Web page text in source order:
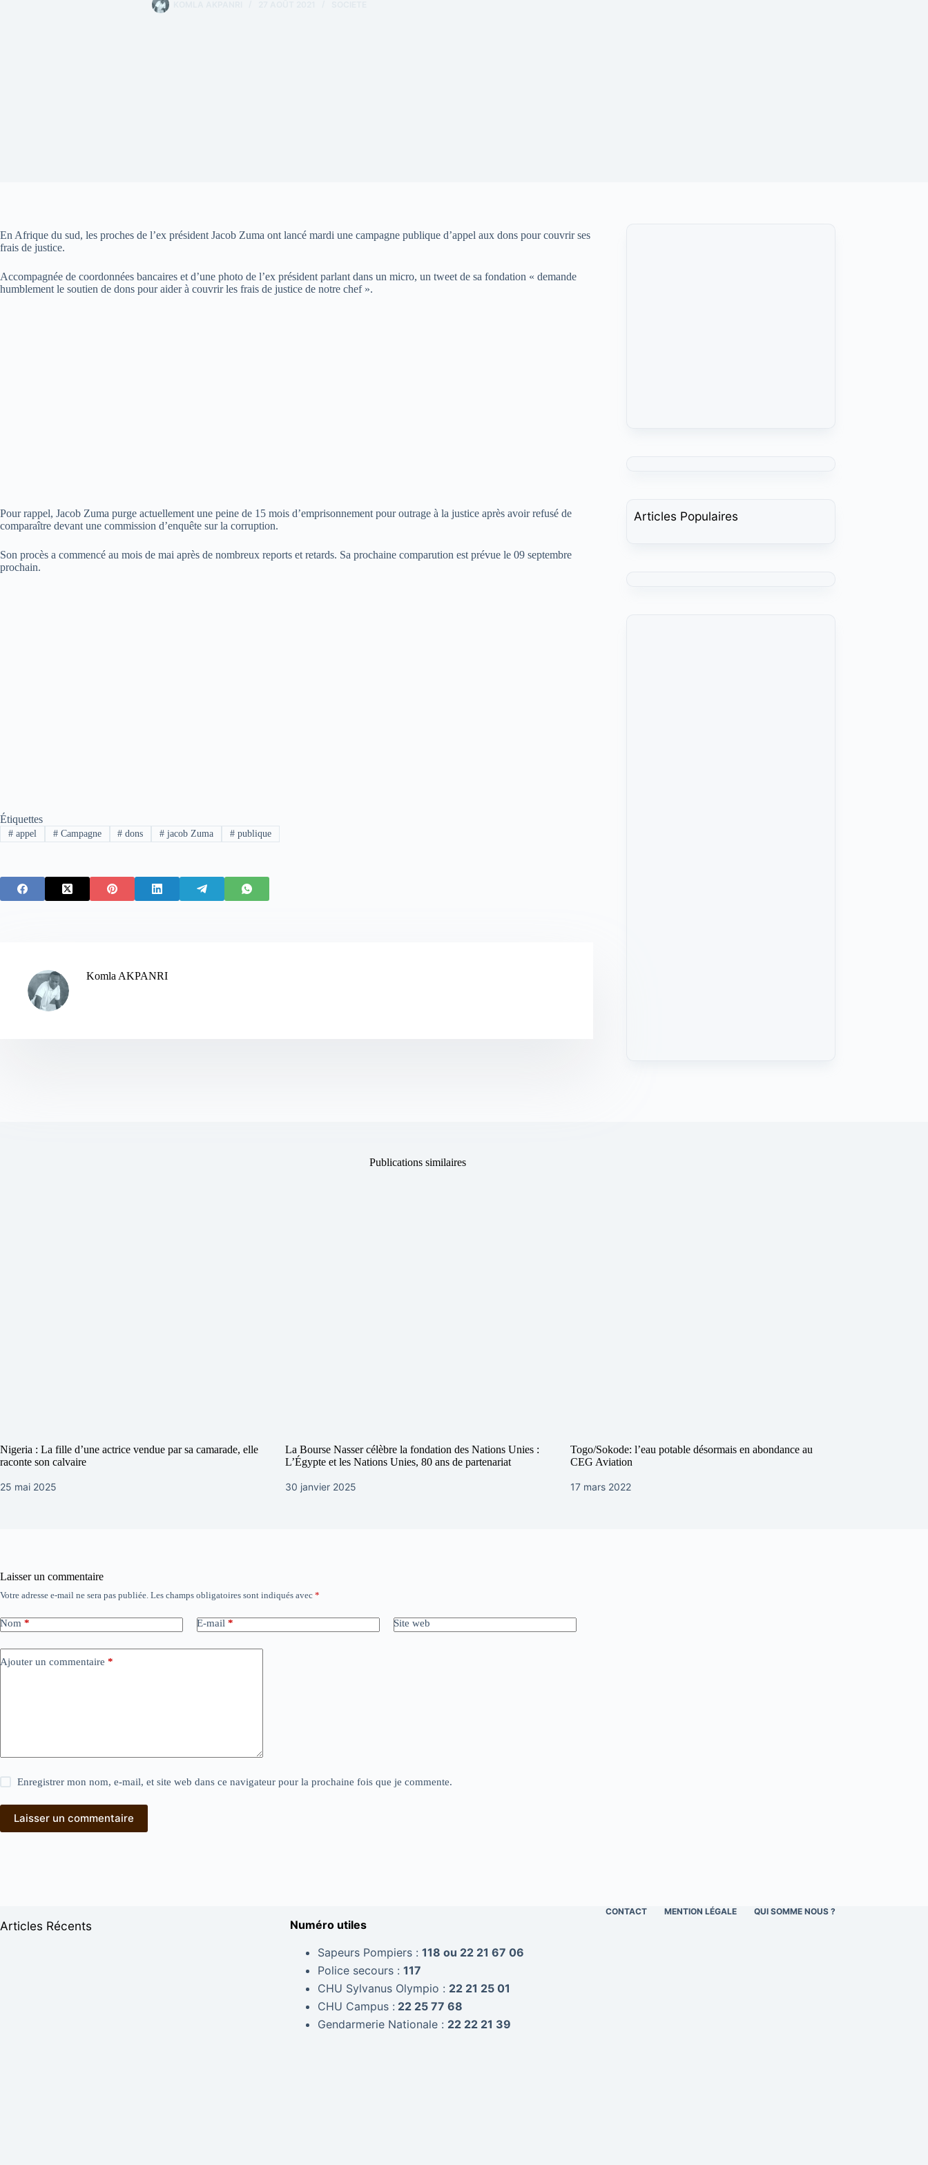
En Afrique du sud, les proches de l’ex président Jacob Zuma ont lancé mardi une campagne publique d’appel aux dons pour couvrir ses
frais de justice.
Accompagnée de coordonnées bancaires et d’une photo de l’ex président parlant dans un micro, un tweet de sa fondation « demande
humblement le soutien de dons pour aider à couvrir les frais de justice de notre chef ».
Pour rappel, Jacob Zuma purge actuellement une peine de 15 mois d’emprisonnement pour outrage à la justice après avoir refusé de
comparaître devant une commission d’enquête sur la corruption.
Son procès a commencé au mois de mai après de nombreux reports et retards. Sa prochaine comparution est prévue le 09 septembre
prochain.
Étiquettes
#appel #Campagne # dons # jacob Zuma # publique
Komla AKPANRI
Articles Populaires
Publications similaires
Nigeria : La fille d’une actrice vendue par sa camarade, elle
raconte son calvaire
25 mai 2025
La Bourse Nasser célèbre la fondation des Nations Unies :
L’Égypte et les Nations Unies, 80 ans de partenariat
30 janvier 2025
Togo/Sokode: l’eau potable désormais en abondance au
CEG Aviation
17 mars 2022
Laisser un commentaire
Votre adresse e-mail ne sera pas publiée. Les champs obligatoires sont indiqués avec *
Nom * E-mail * Site web
Ajouter un commentaire *
Enregistrer mon nom, e-mail, et site web dans ce navigateur pour la prochaine fois que je commente.
Laisser un commentaire
CONTACT MENTION LÉGALE QUI SOMME NOUS ?
Articles Récents
Numéro utiles
Sapeurs Pompiers : 118 ou 22 21 67 06
Police secours : 117
CHU Sylvanus Olympio : 22 21 25 01
CHU Campus : 22 25 77 68
Gendarmerie Nationale : 22 22 21 39